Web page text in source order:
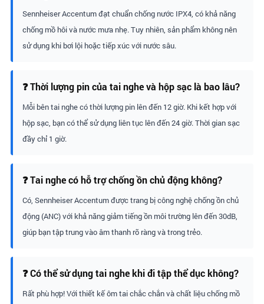
Sennheiser Accentum đạt chuẩn chống nước IPX4, có khả năng
chống mồ hôi và nước mưa nhẹ. Tuy nhiên, sản phẩm không nên
sử dụng khi bơi lội hoặc tiếp xúc với nước sâu.
❓ Thời lượng pin của tai nghe và hộp sạc là bao lâu?
Mỗi bên tai nghe có thời lượng pin lên đến 12 giờ. Khi kết hợp với
hộp sạc, bạn có thể sử dụng liên tục lên đến 24 giờ. Thời gian sạc
đầy chỉ 1 giờ.
❓ Tai nghe có hỗ trợ chống ồn chủ động không?
Có, Sennheiser Accentum được trang bị công nghệ chống ồn chủ
động (ANC) với khả năng giảm tiếng ồn môi trường lên đến 30dB,
giúp bạn tập trung vào âm thanh rõ ràng và trong trẻo.
❓ Có thể sử dụng tai nghe khi đi tập thể dục không?
Rất phù hợp! Với thiết kế ôm tai chắc chắn và chất liệu chống mồ